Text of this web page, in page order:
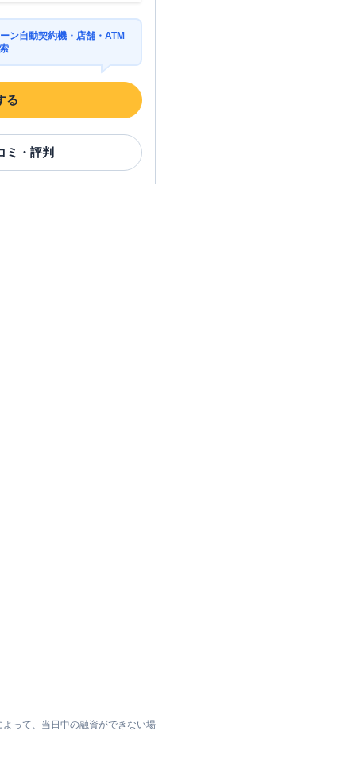
ン自動契約機・店舗・ATM
る
ミ・評判
って、当日中の融資ができない場